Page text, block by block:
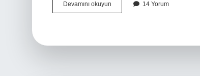
Devamını okuyun
böceği
14 Yorum